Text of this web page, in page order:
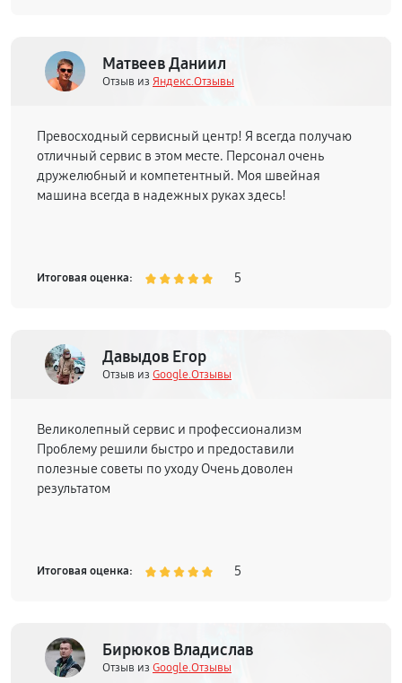
Матвеев Даниил
Отзыв из Яндекс.Отзывы
Превосходный сервисный центр! Я всегда получаю
отличный сервис в этом месте. Персонал очень
дружелюбный и компетентный. Моя швейная
машина всегда в надежных руках здесь!
Итоговая оценка: 5
Давыдов Егор
Отзыв из Google.Отзывы
Великолепный сервис и профессионализм
Проблему решили быстро и предоставили
полезные советы по уходу Очень доволен
результатом
Итоговая оценка: 5
Бирюков Владислав
Отзыв из Google.Отзывы